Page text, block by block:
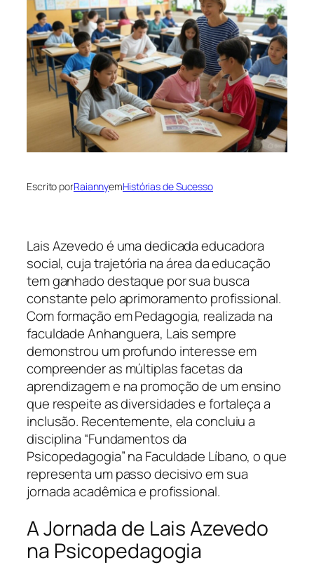
Escrito porRaiannyemHistórias de Sucesso
Lais Azevedo é uma dedicada educadora
social, cuja trajetória na área da educação
tem ganhado destaque por sua busca
constante pelo aprimoramento profissional.
Com formação em Pedagogia, realizada na
faculdade Anhanguera, Lais sempre
demonstrou um profundo interesse em
compreender as múltiplas facetas da
aprendizagem e na promoção de um ensino
que respeite as diversidades e fortaleça a
inclusão. Recentemente, ela concluiu a
disciplina “Fundamentos da
Psicopedagogia” na Faculdade Líbano, o que
representa um passo decisivo em sua
jornada acadêmica e profissional.
A Jornada de Lais Azevedo
na Psicopedagogia